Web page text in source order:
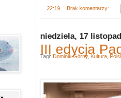
22:19 Brak komentarzy:
niedziela, 17
III edycja
Tagi: Dominik Górny, Kultura